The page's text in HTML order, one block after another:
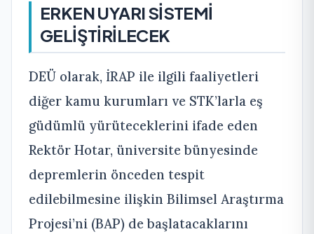
ERKEN UYARI SİSTEMİ
GELİŞTİRİLECEK
DEÜ olarak, İRAP ile ilgili faaliyetleri
diğer kamu kurumları ve STK’larla eş
güdümlü yürüteceklerini ifade eden
Rektör Hotar, üniversite bünyesinde
depremlerin önceden tespit
edilebilmesine ilişkin Bilimsel Araştırma
Projesi’ni (BAP) de başlatacaklarını